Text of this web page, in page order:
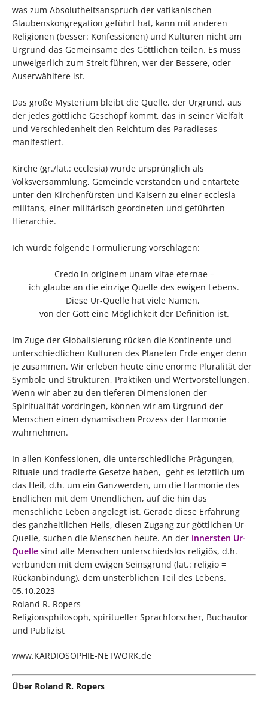
was zum Absolutheitsanspruch der vatikanischen
Glaubenskongregation geführt hat, kann mit anderen
Religionen (besser: Konfessionen) und Kulturen nicht am
Urgrund das Gemeinsame des Göttlichen teilen. Es muss
unweigerlich zum Streit führen, wer der Bessere, oder
Auserwähltere ist.
Das große Mysterium bleibt die Quelle, der Urgrund, aus
der jedes göttliche Geschöpf kommt, das in seiner Vielfalt
und Verschiedenheit den Reichtum des Paradieses
manifestiert.
Kirche (gr./lat.: ecclesia) wurde ursprünglich als
Volksversammlung, Gemeinde verstanden und entartete
unter den Kirchenfürsten und Kaisern zu einer ecclesia
militans, einer militärisch geordneten und geführten
Hierarchie.
Ich würde folgende Formulierung vorschlagen:
Credo in originem unam vitae eternae –
ich glaube an die einzige Quelle des ewigen Lebens.
Diese Ur-Quelle hat viele Namen,
von der Gott eine Möglichkeit der Definition ist.
Im Zuge der Globalisierung rücken die Kontinente und
unterschiedlichen Kulturen des Planeten Erde enger denn
je zusammen. Wir erleben heute eine enorme Pluralität der
Symbole und Strukturen, Praktiken und Wertvorstellungen.
Wenn wir aber zu den tieferen Dimensionen der
Spiritualität vordringen, können wir am Urgrund der
Menschen einen dynamischen Prozess der Harmonie
wahrnehmen.
In allen Konfessionen, die unterschiedliche Prägungen,
Rituale und tradierte Gesetze haben, geht es letztlich um
das Heil, d.h. um ein Ganzwerden, um die Harmonie des
Endlichen mit dem Unendlichen, auf die hin das
menschliche Leben angelegt ist. Gerade diese Erfahrung
des ganzheitlichen Heils, diesen Zugang zur göttlichen Ur-
Quelle, suchen die Menschen heute. An der innersten Ur-
Quelle sind alle Menschen unterschiedslos religiös, d.h.
verbunden mit dem ewigen Seinsgrund (lat.: religio =
Rückanbindung), dem unsterblichen Teil des Lebens.
05.10.2023
Roland R. Ropers
Religionsphilosoph, spiritueller Sprachforscher, Buchautor
und Publizist
www.KARDIOSOPHIE-NETWORK.de
Über Roland R. Ropers